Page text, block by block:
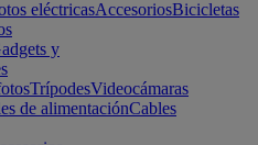
eléctricasAccesoriosBicicletas
y
TrípodesVideocámaras
de alimentaciónCables